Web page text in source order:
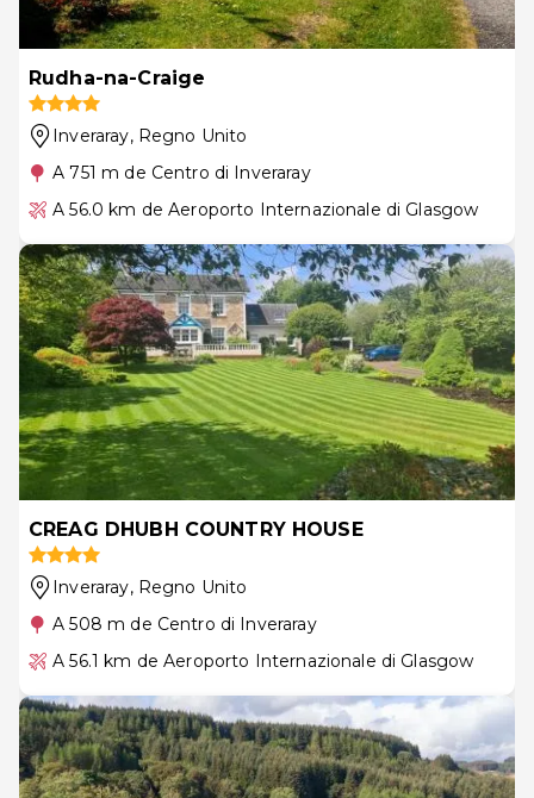
Rudha-na-Craige
Inveraray, Regno Unito
A 751 m de Centro di Inveraray
A 56.0 km de Aeroporto Internazionale di Glasgow
CREAG DHUBH COUNTRY HOUSE
Inveraray, Regno Unito
A 508 m de Centro di Inveraray
A 56.1 km de Aeroporto Internazionale di Glasgow